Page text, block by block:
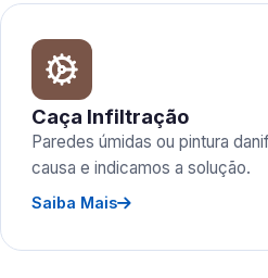
Caça Infiltração
Paredes úmidas ou pintura
causa e indicamos a solução.
Saiba Mais